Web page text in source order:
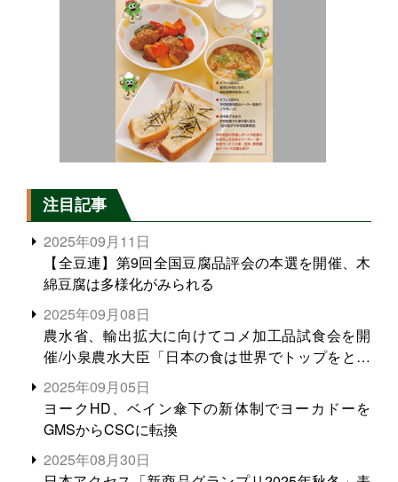
注目記事
2025年09月11日
【全豆連】第9回全国豆腐品評会の本選を開催、木
綿豆腐は多様化がみられる
2025年09月08日
農水省、輸出拡大に向けてコメ加工品試食会を開
催/小泉農水大臣「日本の食は世界でトップをとれ
る。米増産に向けて、米輸出需要の拡大を」
2025年09月05日
ヨークHD、ベイン傘下の新体制でヨーカドーを
GMSからCSCに転換
2025年08月30日